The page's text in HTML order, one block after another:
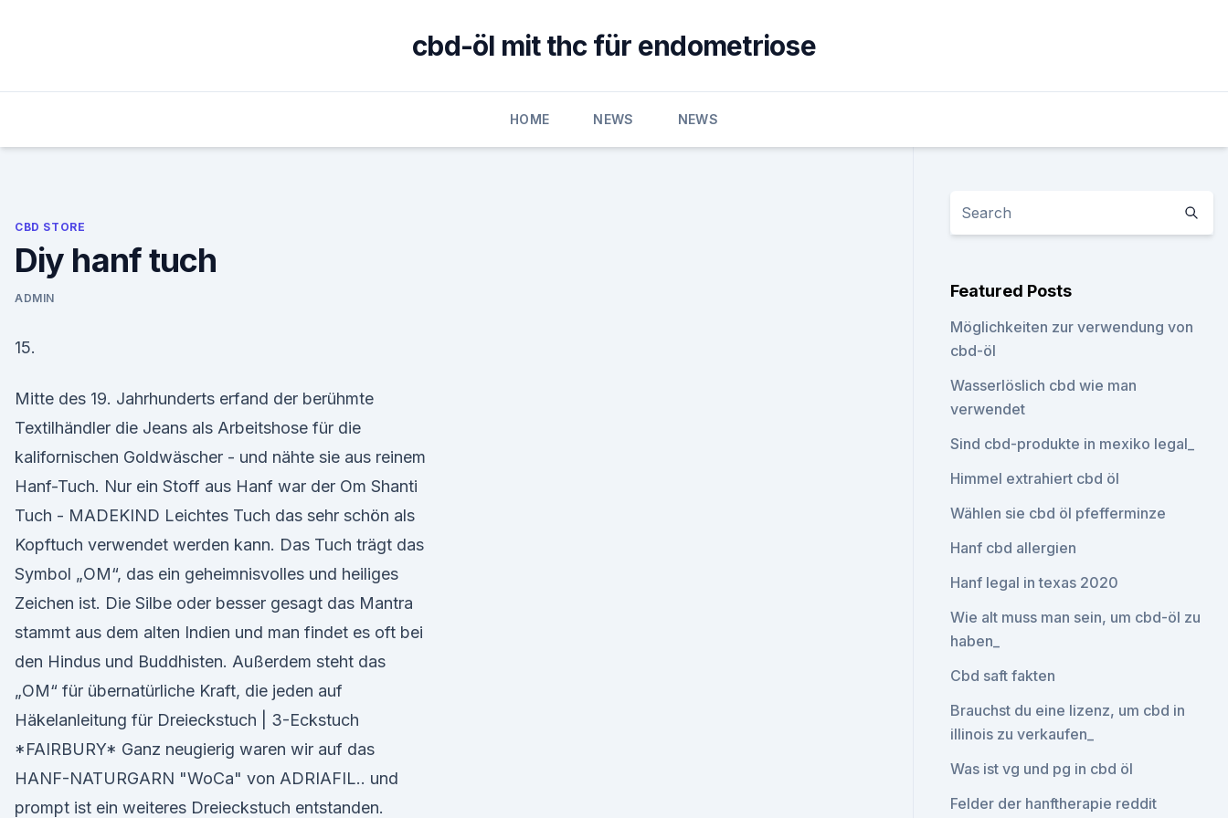
cbd-öl mit thc für endometriose
HOME NEWS NEWS
CBD STORE
Diy hanf tuch
ADMIN
15.
Mitte des 19. Jahrhunderts erfand der berühmte
Textilhändler die Jeans als Arbeitshose für die
kalifornischen Goldwäscher - und nähte sie aus reinem
Hanf-Tuch. Nur ein Stoff aus Hanf war der Om Shanti
Tuch - MADEKIND Leichtes Tuch das sehr schön als
Kopftuch verwendet werden kann. Das Tuch trägt das
Symbol „OM“, das ein geheimnisvolles und heiliges
Zeichen ist. Die Silbe oder besser gesagt das Mantra
stammt aus dem alten Indien und man findet es oft bei
den Hindus und Buddhisten. Außerdem steht das
„OM“ für übernatürliche Kraft, die jeden auf
Häkelanleitung für Dreieckstuch | 3-Eckstuch
*FAIRBURY* Ganz neugierig waren wir auf das
HANF-NATURGARN "WoCa" von ADRIAFIL.. und
prompt ist ein weiteres Dreieckstuch entstanden.
Featured Posts
Möglichkeiten zur verwendung von
cbd-öl
Wasserlöslich cbd wie man
verwendet
Sind cbd-produkte in mexiko legal_
Himmel extrahiert cbd öl
Wählen sie cbd öl pfefferminze
Hanf cbd allergien
Hanf legal in texas 2020
Wie alt muss man sein, um cbd-öl zu
haben_
Cbd saft fakten
Brauchst du eine lizenz, um cbd in
illinois zu verkaufen_
Was ist vg und pg in cbd öl
Felder der hanftherapie reddit